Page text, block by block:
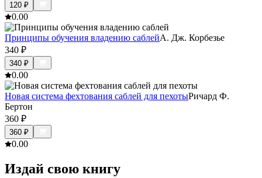
120 ₽
0.00
Принципы обучения владению саблейА. Дж. Корбезье
340 ₽
340 ₽
0.00
Новая система фехтования саблей для пехотыРичард Ф.
Бертон
360 ₽
360 ₽
0.00
Издай свою книгу